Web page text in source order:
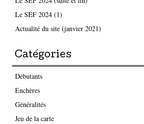
Le SEF 2024 (1)
Actualité du site (janvier 2021)
Catégories
Débutants
Enchères
Généralités
Jeu de la carte